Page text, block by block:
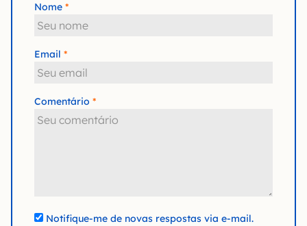
Nome
Email
Comentário
Notifique-me de novas respostas via e-mail.